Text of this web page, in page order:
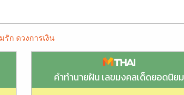
ก ดวงการเงิน
คำทำนายฝัน เลขมงคลเด็ดยอดนิยม